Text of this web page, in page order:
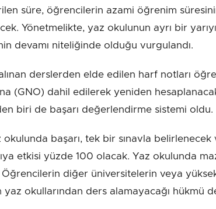
süre, öğrencilerin azami öğrenim
Yönetmelikte, yaz okulunun ayrı bir
devamı niteliğinde olduğu vurgulandı.
derslerden elde edilen harf notları
(GNO) dahil edilerek yeniden
biri de başarı değerlendirme sistemi oldu.
başarı, tek bir sınavla belirlenecek
etkisi yüzde 100 olacak. Yaz okulunda
Öğrencilerin diğer üniversitelerin veya
yaz okullarından ders alamayacağı hükmü